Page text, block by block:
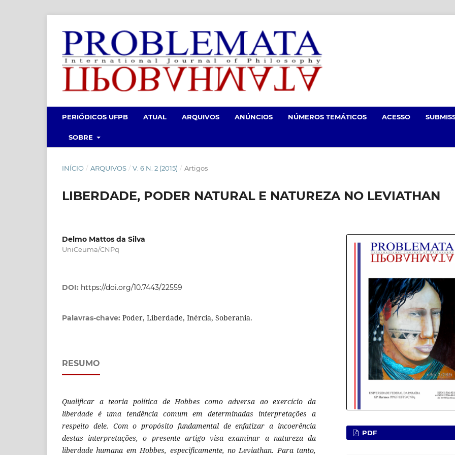
PERIÓDICOS UFPB ATUAL ARQUIVOS ANÚNCIOS NÚMEROS TEMÁTICOS ACESSO
SOBRE
INÍCIO / ARQUIVOS / V. 6 N. 2 (2015) / Artigos
LIBERDADE, PODER NATURAL E NATUREZA NO LEVIATHAN
Delmo Mattos da Silva
UniCeuma/CNPq
DOI: https://doi.org/10.7443/22559
Palavras-chave: Poder, Liberdade, Inércia, Soberania.
RESUMO
Qualificar a teoria política de Hobbes como adversa ao exercício da
liberdade é uma tendência comum em determinadas interpretações a
respeito dele. Com o propósito fundamental de enfatizar a incoerência
destas interpretações, o presente artigo visa examinar a natureza da
liberdade humana em Hobbes, especificamente, no Leviathan. Para tanto,
PDF